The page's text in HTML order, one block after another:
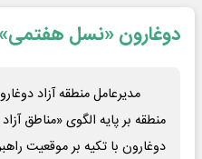
ایران پیشنهاد برگزاری دوره‌ای «اکسپو
ایران، شریک راهبردی اتحادیه اقتصادی
منطقه‌ای
*پیام دکتر اسلام کریمی به مناسبت روز
دوغارون «نسل
مدیرعامل منطقه آزاد
منطقه بر پایه الگوی «مناطق
دوغارون با تکیه بر موقعیت